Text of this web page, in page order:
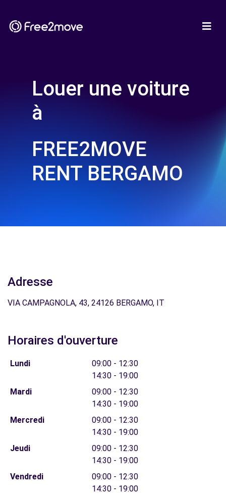
Louer une voiture
à
FREE2MOVE
RENT BERGAMO
Adresse
VIA CAMPAGNOLA, 43, 24126 BERGAMO, IT
Horaires d'ouverture
Lundi
09:00 - 12:30
14:30 - 19:00
Mardi
09:00 - 12:30
14:30 - 19:00
Mercredi
09:00 - 12:30
14:30 - 19:00
Jeudi
09:00 - 12:30
14:30 - 19:00
Vendredi
09:00 - 12:30
14:30 - 19:00